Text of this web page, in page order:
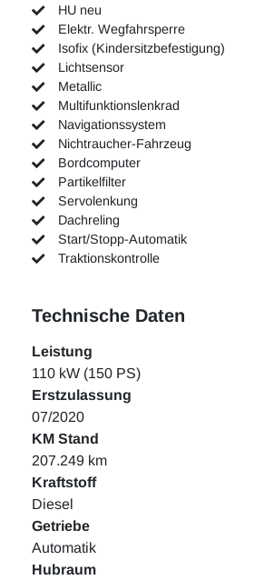
HU neu
Elektr. Wegfahrsperre
Isofix (Kindersitzbefestigung)
Lichtsensor
Metallic
Multifunktionslenkrad
Navigationssystem
Nichtraucher-Fahrzeug
Bordcomputer
Partikelfilter
Servolenkung
Dachreling
Start/Stopp-Automatik
Traktionskontrolle
Technische Daten
Leistung
110 kW (150 PS)
Erstzulassung
07/2020
KM Stand
207.249 km
Kraftstoff
Diesel
Getriebe
Automatik
Hubraum